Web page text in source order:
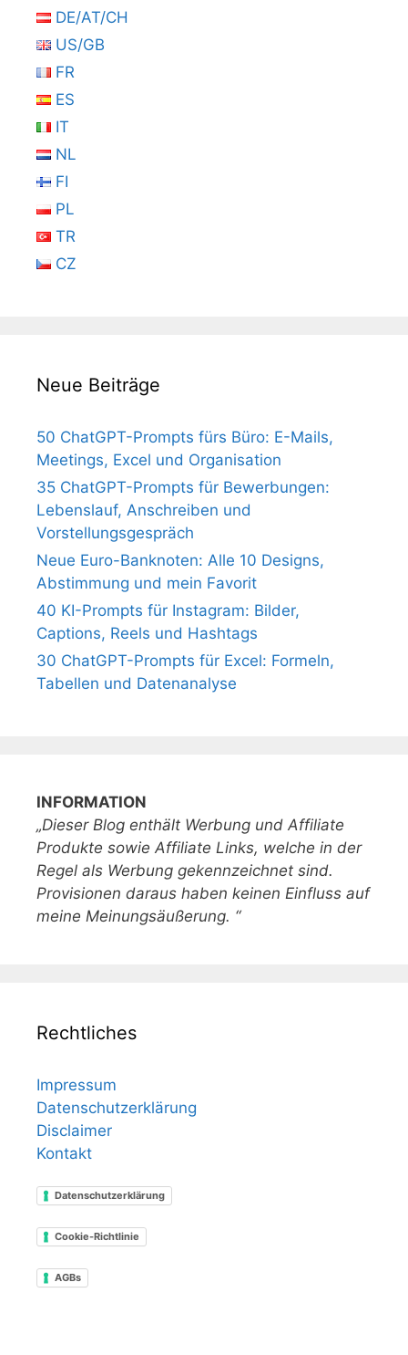
DE/AT/CH
US/GB
FR
ES
IT
NL
FI
PL
TR
CZ
Neue Beiträge
50 ChatGPT-Prompts fürs Büro: E-Mails,
Meetings, Excel und Organisation
35 ChatGPT-Prompts für Bewerbungen:
Lebenslauf, Anschreiben und
Vorstellungsgespräch
Neue Euro-Banknoten: Alle 10 Designs,
Abstimmung und mein Favorit
40 KI-Prompts für Instagram: Bilder,
Captions, Reels und Hashtags
30 ChatGPT-Prompts für Excel: Formeln,
Tabellen und Datenanalyse
INFORMATION
„Dieser Blog enthält Werbung und Affiliate
Produkte sowie Affiliate Links, welche in der
Regel als Werbung gekennzeichnet sind.
Provisionen daraus haben keinen Einfluss auf
meine Meinungsäußerung. “
Rechtliches
Impressum
Datenschutzerklärung
Disclaimer
Kontakt
Datenschutzerklärung
Cookie-Richtlinie
AGBs